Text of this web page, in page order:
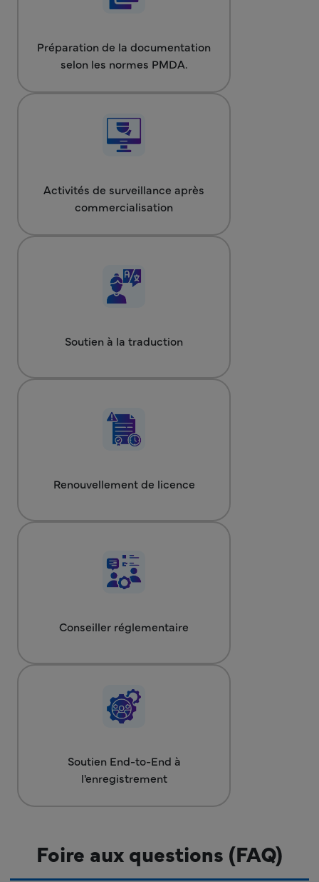
Préparation de la documentation
selon les normes PMDA.
Activités de surveillance après
commercialisation
Soutien à la traduction
Renouvellement de licence
Conseiller réglementaire
Soutien End-to-End à
l'enregistrement
Foire aux questions (FAQ)